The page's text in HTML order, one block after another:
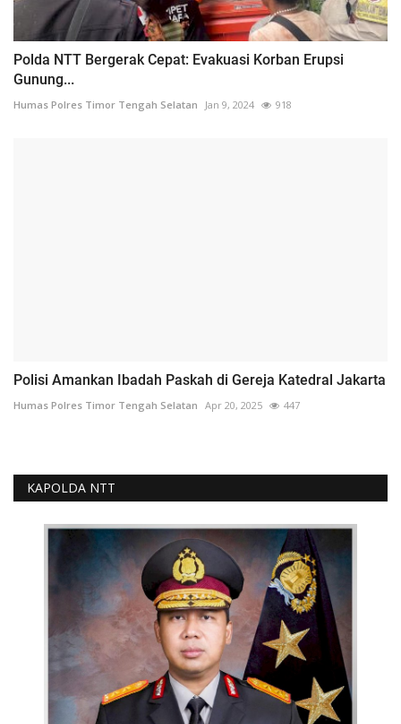
Polda NTT Bergerak Cepat: Evakuasi Korban Erupsi
Gunung...
Humas Polres Timor Tengah Selatan Jan 9, 2024 918
Polisi Amankan Ibadah Paskah di Gereja Katedral Jakarta
Humas Polres Timor Tengah Selatan Apr 20, 2025 447
KAPOLDA NTT